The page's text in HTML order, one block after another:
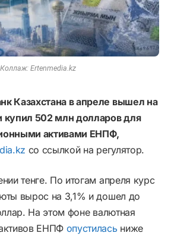
Коллаж: Ertenmedia.kz
Казахстана в апреле вышел на
купил 502 млн долларов для
активами ЕНПФ,
со ссылкой на регулятор.
тенге. По итогам апреля курс
вырос на 3,1% и дошел до
На этом фоне валютная
ЕНПФ опустилась ниже